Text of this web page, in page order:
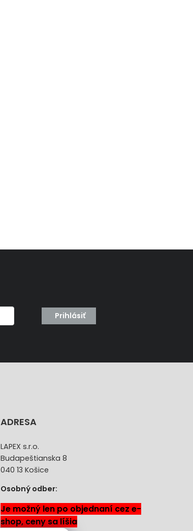
Prihlásiť
ADRESA
LAPEX s.r.o.
Budapeštianska 8
040 13 Košice
Osobný odber:
Je možný len po objednaní cez e-
shop, ceny sa líšia